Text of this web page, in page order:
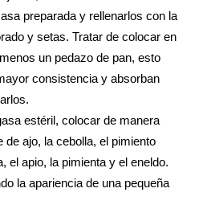
preparada y rellenarlos con la
y setas. Tratar de colocar en
un pedazo de pan, esto
consistencia y absorban
estéril, colocar de manera
de ajo, la cebolla, el pimiento
el apio, la pimienta y el eneldo.
la apariencia de una pequeña